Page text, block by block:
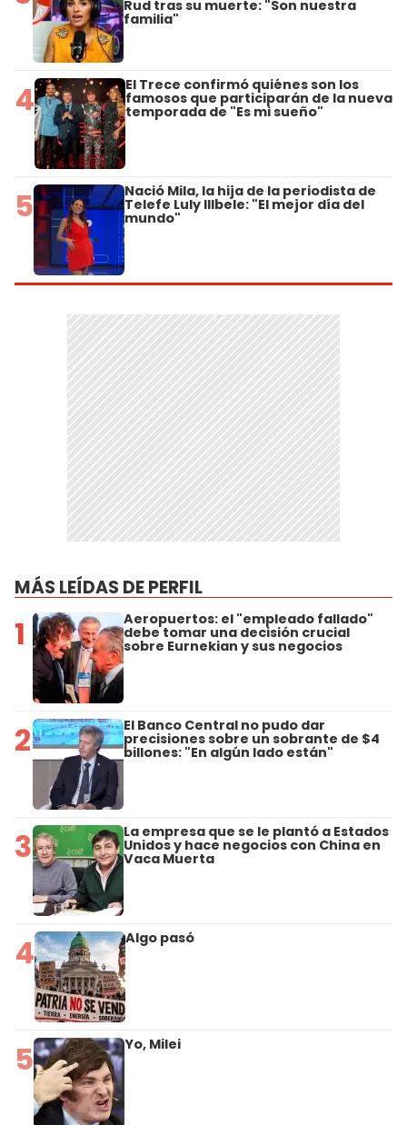
Rud tras su muerte: "Son nuestra
familia"
4 El Trece confirmó quiénes son los
famosos que participarán de la nueva
temporada de "Es mi sueño"
5 Nació Mila, la hija de la periodista de
Telefe Luly Illbele: "El mejor día del
mundo"
MÁS LEÍDAS DE PERFIL
1 Aeropuertos: el "empleado fallado"
debe tomar una decisión crucial
sobre Eurnekian y sus negocios
2 El Banco Central no pudo dar
precisiones sobre un sobrante de $4
billones: "En algún lado están"
3 La empresa que se le plantó a Estados
Unidos y hace negocios con China en
Vaca Muerta
4 Algo pasó
5 Yo, Milei